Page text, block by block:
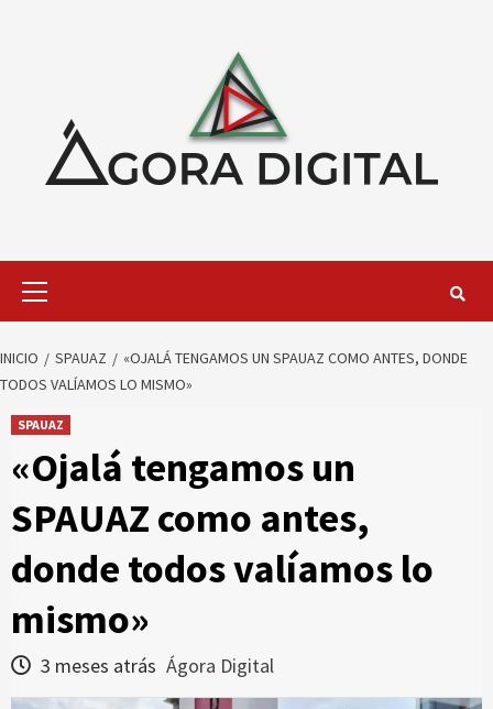
INICIO SPAUAZ
«OJALÁ TENGAMOS UN SPAUAZ COMO ANTES, DONDE
TODOS VALÍAMOS LO MISMO»
SPAUAZ
«Ojalá tengamos un
SPAUAZ como antes,
donde todos valíamos lo
mismo»
3 meses atrás Ágora Digital